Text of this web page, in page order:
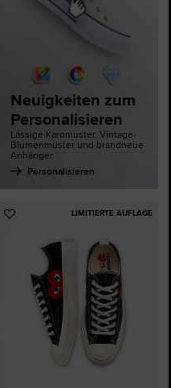
Neuigkeiten zum
Personalisieren
Lässige Karomuster, Vintage-
Blumenmuster und brandneue
Anhänger.
Personalisieren
LIMITIERTE AUFLAGE
Zu
hinzufügen